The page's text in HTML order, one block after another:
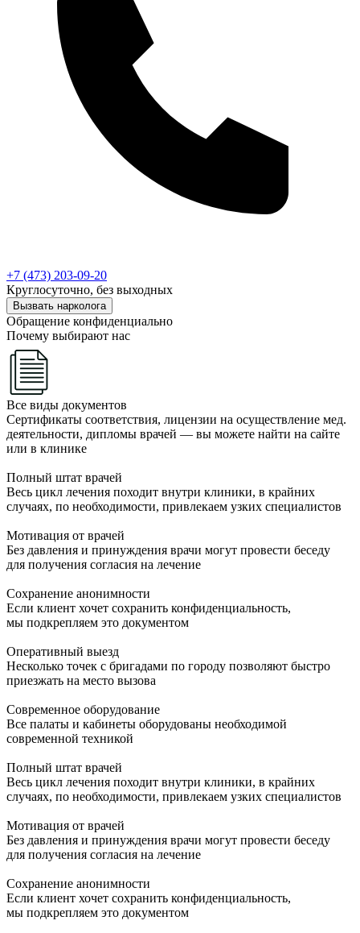
+7 (473) 203-09-20
Круглосуточно, без выходных
Вызвать нарколога
Обращение конфиденциально
Почему выбирают нас
Все виды документов
Сертификаты соответствия, лицензии на осуществление мед.
деятельности, дипломы врачей — вы можете найти на сайте
или в клинике
Полный штат врачей
Весь цикл лечения походит внутри клиники, в крайних
случаях, по необходимости, привлекаем узких специалистов
Мотивация от врачей
Без давления и принуждения врачи могут провести беседу
для получения согласия на лечение
Сохранение анонимности
Если клиент хочет сохранить конфиденциальность,
мы подкрепляем это документом
Оперативный выезд
Несколько точек с бригадами по городу позволяют быстро
приезжать на место вызова
Современное оборудование
Все палаты и кабинеты оборудованы необходимой
современной техникой
Полный штат врачей
Весь цикл лечения походит внутри клиники, в крайних
случаях, по необходимости, привлекаем узких специалистов
Мотивация от врачей
Без давления и принуждения врачи могут провести беседу
для получения согласия на лечение
Сохранение анонимности
Если клиент хочет сохранить конфиденциальность,
мы подкрепляем это документом